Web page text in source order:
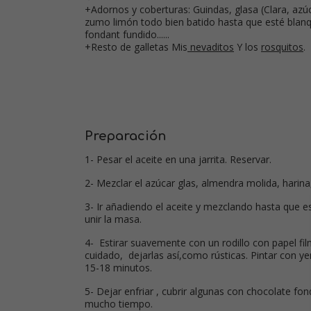
+Adornos y coberturas: Guindas, glasa (Clara,
zumo limón todo bien batido hasta que esté
fondant fundido......
+Resto de galletas Mis nevaditos Y los rosquitos.
Preparación
1- Pesar el aceite en una jarrita. Reservar.
2- Mezclar el azúcar glas, almendra molida,
3- Ir añadiendo el aceite y mezclando hasta que
unir la masa.
4- Estirar suavemente con un rodillo con papel
cuidado, dejarlas así,como rústicas. Pintar con
15-18 minutos.
5- Dejar enfriar , cubrir algunas con chocolate
mucho tiempo.